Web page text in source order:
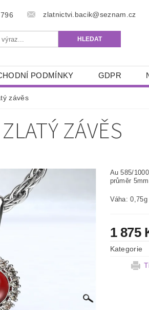
zlatnictvi.bacik@seznam.cz
PODMÍNKY GDPR
závěs
ZÁVĚS
Au 585/
průměr 5mm
Váha: 0,75g
1 875
Kategorie